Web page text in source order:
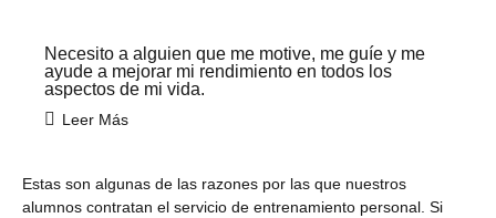
Necesito a alguien que me motive, me guíe y me
ayude a mejorar mi rendimiento en todos los
aspectos de mi vida.
Leer Más
Estas son algunas de las razones por las que nuestros
alumnos contratan el servicio de entrenamiento personal. Si